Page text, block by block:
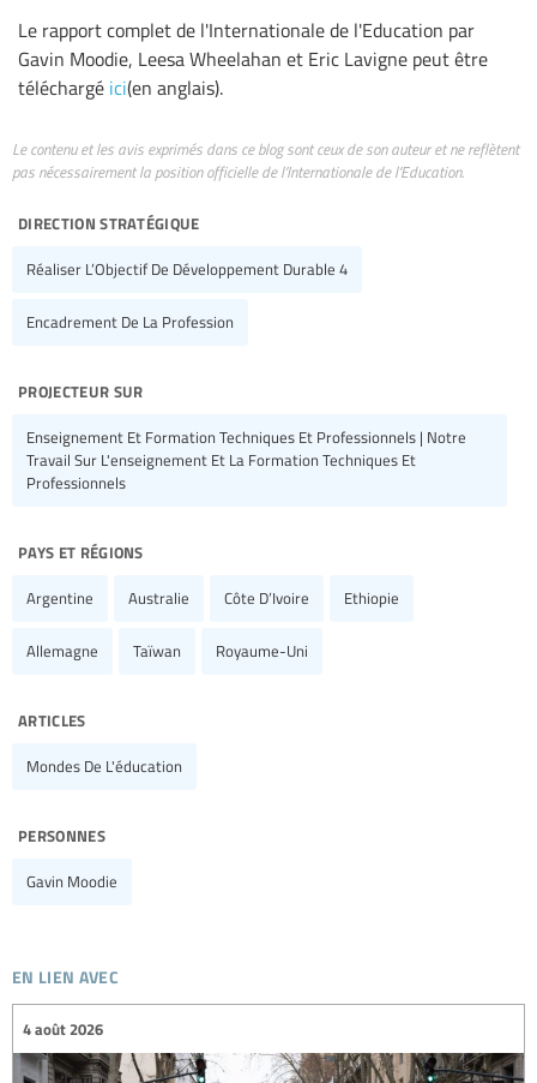
Le rapport complet de l'Internationale de l'Education par
Gavin Moodie, Leesa Wheelahan et Eric Lavigne peut être
téléchargé ici(en anglais).
Le contenu et les avis exprimés dans ce blog sont ceux de son auteur et ne reflètent
pas nécessairement la position officielle de l’Internationale de l’Education.
direction stratégique
Réaliser L’Objectif De Développement Durable 4
Encadrement De La Profession
projecteur sur
Enseignement Et Formation Techniques Et Professionnels | Notre
Travail Sur L'enseignement Et La Formation Techniques Et
Professionnels
pays et régions
Argentine Australie Côte D’Ivoire Ethiopie
Allemagne Taïwan Royaume-Uni
articles
Mondes De L'éducation
personnes
Gavin Moodie
en lien avec
4 août 2026